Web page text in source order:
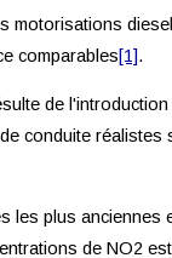
motorisations
comparables[1].
de
conduite réalistes
les plus anciennes
de NO2